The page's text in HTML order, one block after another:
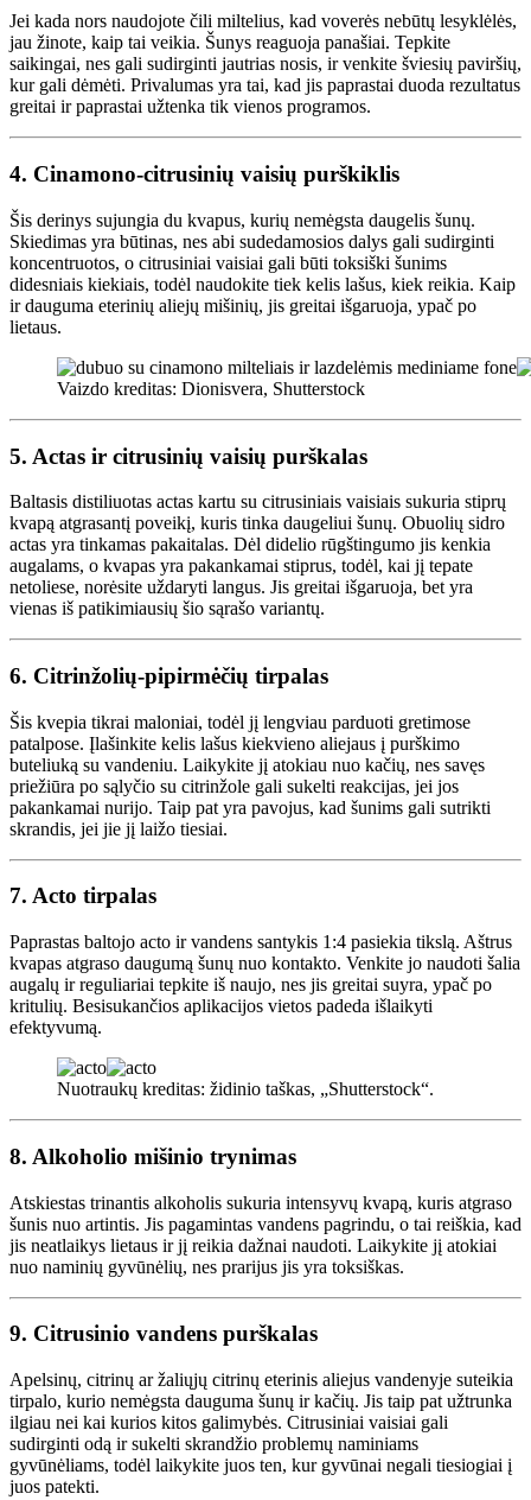
Jei kada nors naudojote čili miltelius, kad voverės nebūtų lesyklėlės,
jau žinote, kaip tai veikia. Šunys reaguoja panašiai. Tepkite
saikingai, nes gali sudirginti jautrias nosis, ir venkite šviesių paviršių,
kur gali dėmėti. Privalumas yra tai, kad jis paprastai duoda rezultatus
greitai ir paprastai užtenka tik vienos programos.
4. Cinamono-citrusinių vaisių purškiklis
Šis derinys sujungia du kvapus, kurių nemėgsta daugelis šunų.
Skiedimas yra būtinas, nes abi sudedamosios dalys gali sudirginti
koncentruotos, o citrusiniai vaisiai gali būti toksiški šunims
didesniais kiekiais, todėl naudokite tiek kelis lašus, kiek reikia. Kaip
ir dauguma eterinių aliejų mišinių, jis greitai išgaruoja, ypač po
lietaus.
Vaizdo kreditas: Dionisvera, Shutterstock
5. Actas ir citrusinių vaisių purškalas
Baltasis distiliuotas actas kartu su citrusiniais vaisiais sukuria stiprų
kvapą atgrasantį poveikį, kuris tinka daugeliui šunų. Obuolių sidro
actas yra tinkamas pakaitalas. Dėl didelio rūgštingumo jis kenkia
augalams, o kvapas yra pakankamai stiprus, todėl, kai jį tepate
netoliese, norėsite uždaryti langus. Jis greitai išgaruoja, bet yra
vienas iš patikimiausių šio sąrašo variantų.
6. Citrinžolių-pipirmėčių tirpalas
Šis kvepia tikrai maloniai, todėl jį lengviau parduoti gretimose
patalpose. Įlašinkite kelis lašus kiekvieno aliejaus į purškimo
buteliuką su vandeniu. Laikykite jį atokiau nuo kačių, nes savęs
priežiūra po sąlyčio su citrinžole gali sukelti reakcijas, jei jos
pakankamai nurijo. Taip pat yra pavojus, kad šunims gali sutrikti
skrandis, jei jie jį laižo tiesiai.
7. Acto tirpalas
Paprastas baltojo acto ir vandens santykis 1:4 pasiekia tikslą. Aštrus
kvapas atgraso daugumą šunų nuo kontakto. Venkite jo naudoti šalia
augalų ir reguliariai tepkite iš naujo, nes jis greitai suyra, ypač po
kritulių. Besisukančios aplikacijos vietos padeda išlaikyti
efektyvumą.
Nuotraukų kreditas: židinio taškas, „Shutterstock“.
8. Alkoholio mišinio trynimas
Atskiestas trinantis alkoholis sukuria intensyvų kvapą, kuris atgraso
šunis nuo artintis. Jis pagamintas vandens pagrindu, o tai reiškia, kad
jis neatlaikys lietaus ir jį reikia dažnai naudoti. Laikykite jį atokiai
nuo naminių gyvūnėlių, nes prarijus jis yra toksiškas.
9. Citrusinio vandens purškalas
Apelsinų, citrinų ar žaliųjų citrinų eterinis aliejus vandenyje suteikia
tirpalo, kurio nemėgsta dauguma šunų ir kačių. Jis taip pat užtrunka
ilgiau nei kai kurios kitos galimybės. Citrusiniai vaisiai gali
sudirginti odą ir sukelti skrandžio problemų naminiams
gyvūnėliams, todėl laikykite juos ten, kur gyvūnai negali tiesiogiai į
juos patekti.